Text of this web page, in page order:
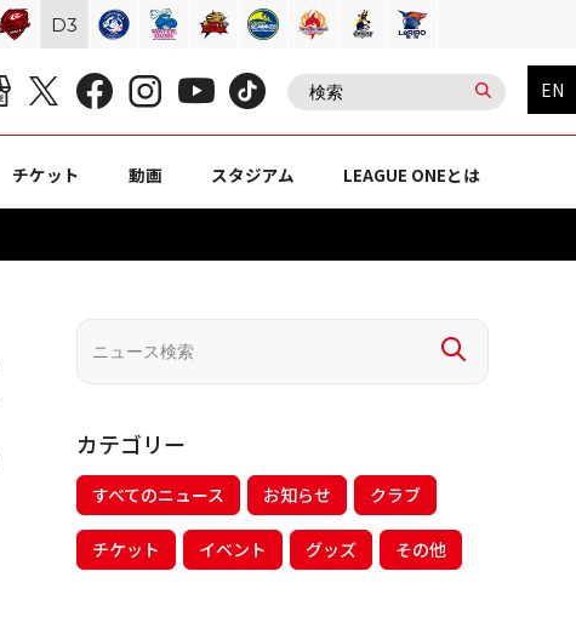
EN
チケット 動画 スタジアム LEAGUE ONEとは
カテゴリー
すべてのニュース お知らせ クラブ
チケット イベント グッズ その他
D3